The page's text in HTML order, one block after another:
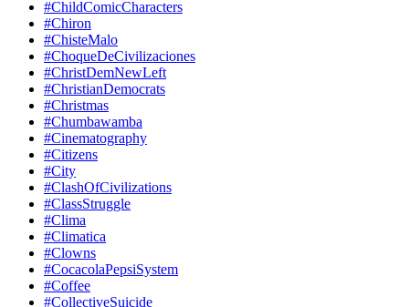
#ChildComicCharacters
#Chiron
#ChisteMalo
#ChoqueDeCivilizaciones
#ChristDemNewLeft
#ChristianDemocrats
#Christmas
#Chumbawamba
#Cinematography
#Citizens
#City
#ClashOfCivilizations
#ClassStruggle
#Clima
#Climatica
#Clowns
#CocacolaPepsiSystem
#Coffee
#CollectiveSuicide